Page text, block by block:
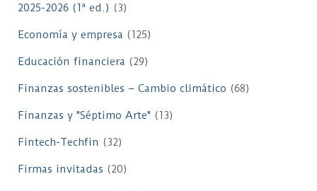
2025-2026 (1ª ed.) (3)
Economía y empresa (125)
Educación financiera (29)
Finanzas sostenibles – Cambio climático (68)
Finanzas y "Séptimo Arte" (13)
Fintech-Techfin (32)
Firmas invitadas (20)